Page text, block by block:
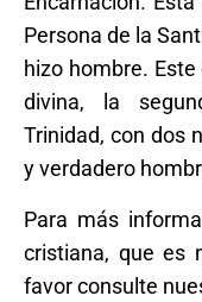
Persona de la
hizo hombre.
divina, la
Trinidad, con dos
y verdadero
Para más
cristiana, que es
favor consulte